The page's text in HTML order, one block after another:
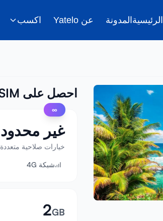
الرئيسيةالمدونة عن Yatelo اكسب
احصل على eSIM لـ Reunion
∞
غير محدود
خيارات صلاحية متعددة
شبكة 4G
2GB